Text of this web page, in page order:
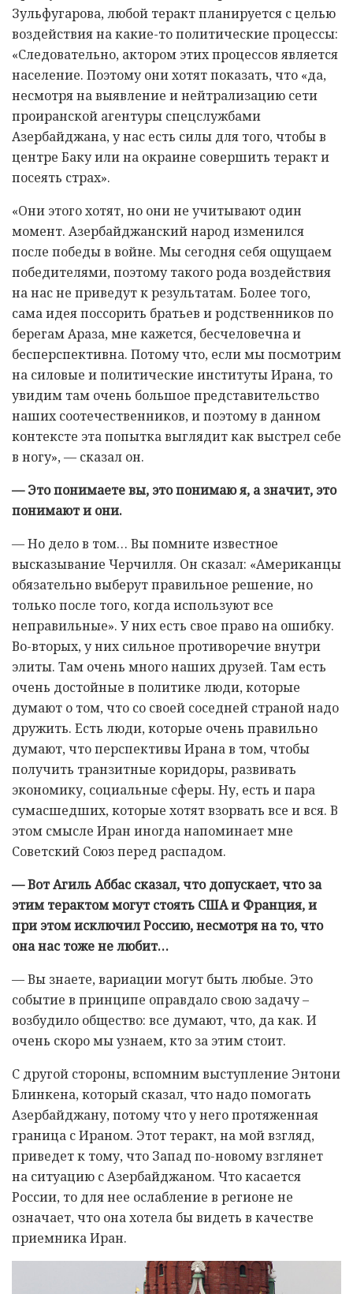
Зульфугарова, любой теракт планируется с целью
воздействия на какие-то политические процессы:
«Следовательно, актором этих процессов является
население. Поэтому они хотят показать, что «да,
несмотря на выявление и нейтрализацию сети
проиранской агентуры спецслужбами
Азербайджана, у нас есть силы для того, чтобы в
центре Баку или на окраине совершить теракт и
посеять страх».
«Они этого хотят, но они не учитывают один
момент. Азербайджанский народ изменился
после победы в войне. Мы сегодня себя ощущаем
победителями, поэтому такого рода воздействия
на нас не приведут к результатам. Более того,
сама идея поссорить братьев и родственников по
берегам Араза, мне кажется, бесчеловечна и
бесперспективна. Потому что, если мы посмотрим
на силовые и политические институты Ирана, то
увидим там очень большое представительство
наших соотечественников, и поэтому в данном
контексте эта попытка выглядит как выстрел себе
в ногу», — сказал он.
— Это понимаете вы, это понимаю я, а значит, это
понимают и они.
— Но дело в том… Вы помните известное
высказывание Черчилля. Он сказал: «Американцы
обязательно выберут правильное решение, но
только после того, когда используют все
неправильные». У них есть свое право на ошибку.
Во-вторых, у них сильное противоречие внутри
элиты. Там очень много наших друзей. Там есть
очень достойные в политике люди, которые
думают о том, что со своей соседней страной надо
дружить. Есть люди, которые очень правильно
думают, что перспективы Ирана в том, чтобы
получить транзитные коридоры, развивать
экономику, социальные сферы. Ну, есть и пара
сумасшедших, которые хотят взорвать все и вся. В
этом смысле Иран иногда напоминает мне
Советский Союз перед распадом.
— Вот Агиль Аббас сказал, что допускает, что за
этим терактом могут стоять США и Франция, и
при этом исключил Россию, несмотря на то, что
она нас тоже не любит…
— Вы знаете, вариации могут быть любые. Это
событие в принципе оправдало свою задачу –
возбудило общество: все думают, что, да как. И
очень скоро мы узнаем, кто за этим стоит.
С другой стороны, вспомним выступление Энтони
Блинкена, который сказал, что надо помогать
Азербайджану, потому что у него протяженная
граница с Ираном. Этот теракт, на мой взгляд,
приведет к тому, что Запад по-новому взглянет
на ситуацию с Азербайджаном. Что касается
России, то для нее ослабление в регионе не
означает, что она хотела бы видеть в качестве
приемника Иран.